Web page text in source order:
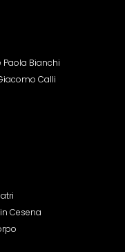
Bianchi
Calli
Cesena